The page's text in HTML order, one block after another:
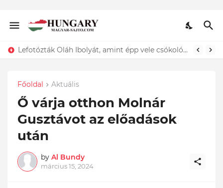
Lefotózták Oláh Ibolyát, amint épp vele csókolózik - EZT nem hiszed el, kinek a karjában kötött ki...ÍME
Főoldal Aktuális
Ő várja otthon Molnár
Gusztávot az előadások
után
by Al Bundy
március 15, 2024